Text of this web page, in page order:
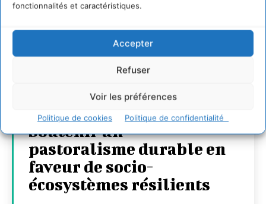
fonctionnalités et caractéristiques.
Accepter
Refuser
Voir les préférences
Politique de cookies Politique de confidentialité
Soutenir un
pastoralisme durable en
faveur de socio-
écosystèmes résilients